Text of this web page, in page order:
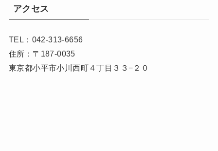
アクセス
TEL：042-313-6656
住所：〒187-0035
東京都小平市小川西町４丁目３３−２０